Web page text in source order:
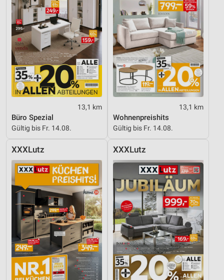
13,1 km
Büro Spezial
Gültig bis Fr. 14.08.
13,1 km
Wohnenpreishits
Gültig bis Fr. 14.08.
XXXLutz XXXLutz